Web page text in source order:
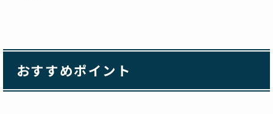
おすすめポイント